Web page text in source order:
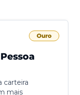
Ouro
carteira
mais